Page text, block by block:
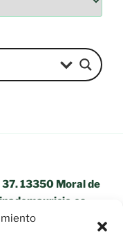
13350 Moral de